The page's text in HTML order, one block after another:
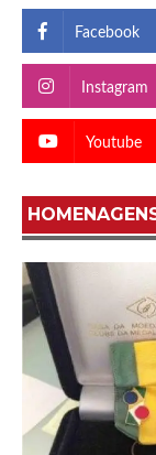
Facebook
Instagram
Youtube